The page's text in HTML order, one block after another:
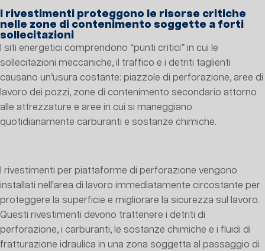
I rivestimenti proteggono le risorse critiche
nelle zone di contenimento soggette a forti
sollecitazioni
I siti energetici comprendono “punti critici” in cui le
sollecitazioni meccaniche, il traffico e i detriti taglienti
causano un’usura costante: piazzole di perforazione, aree di
lavoro dei pozzi, zone di contenimento secondario attorno
alle attrezzature e aree in cui si maneggiano
quotidianamente carburanti e sostanze chimiche.
I rivestimenti per piattaforme di perforazione vengono
installati nell'area di lavoro immediatamente circostante per
proteggere la superficie e migliorare la sicurezza sul lavoro.
Questi rivestimenti devono trattenere i detriti di
perforazione, i carburanti, le sostanze chimiche e i fluidi di
fratturazione idraulica in una zona soggetta al passaggio di